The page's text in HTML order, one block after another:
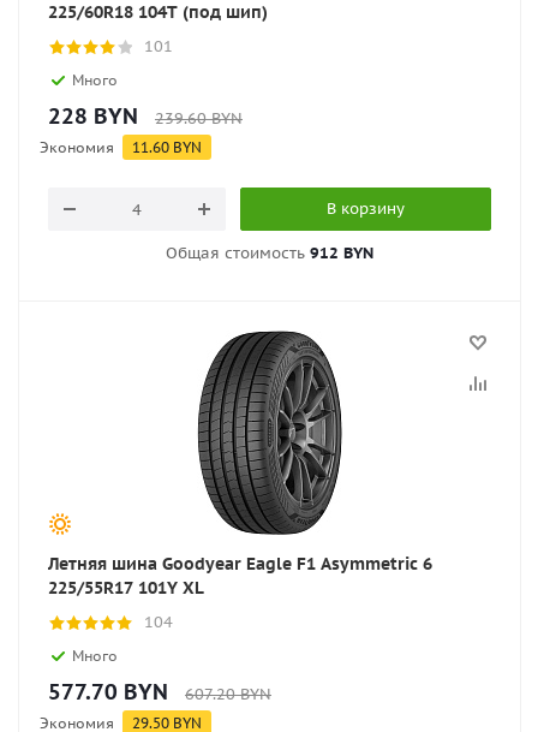
225/60R18 104T (под шип)
101
Много
228 BYN 239.60BYN
Экономия 11.60 BYN
В корзину
Общая стоимость 912 BYN
Летняя шина Goodyear Eagle F1 Asymmetric 6
225/55R17 101Y XL
104
Много
577.70 BYN 607.20BYN
Экономия 29.50 BYN